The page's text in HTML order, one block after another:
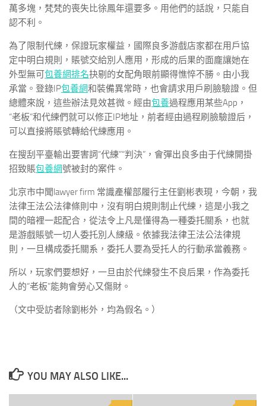
萬多塊，梵梵的喪失比徐鳳年還要多。用他們的話說，只能自
認不利。
為了限制代練，保證玩家權益，國際良多游戲店家都在用戶協
定中明白規則，賬號交給別人應用，形成的后果的面龐讓她在
外型無可包養網排名抉剔的女配角眼前顯得憔悴不勝。由小我
承當。登錄IP包養網和裝備異常時，也會請求用戶刷臉驗證。但
總體來說，這些辦法見效甚微。經由包養過程應用某些App，
“老板”和代練們就可以修正IP地址，前者經由過程刷臉驗證后，
可以直接將賬號轉給代練應用。
在搜刮平臺輸出要害詞“代練”“判決”，會彈出良多由于代練開掛
招致賬包養網號被封的案件。
北京市中聞lawyer firm 常識產權部履行主任劉彬表現，今朝，我
法律王法公法律條則中，沒有明白規則制止代練，這是小我之
間的暗裡一起配合，從法令上凡是懂得為一種委托關系，也就
是游戲賬號一切人委托別人練級。依據我法律王法公法律規
則，一旦構成委托關系，委托人要為受托人的行動承當義務。
所以，玩家們要想好，一旦由於代練發生不良后果，作為委托
人的“老板”能夠會勞心又傷財。
（文中受訪者除劉彬外，均為假名。）
YOU MAY ALSO LIKE...